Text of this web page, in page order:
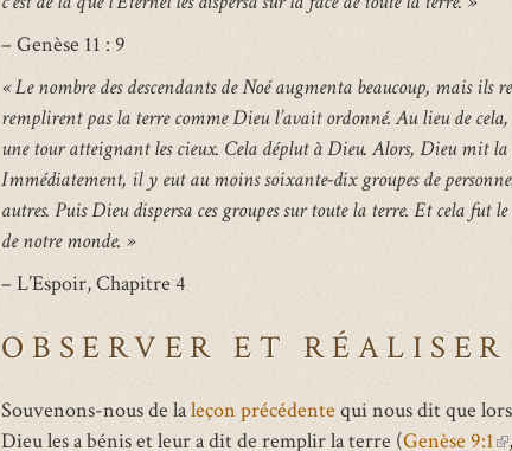
– Genèse 11 : 9
« Le nombre des descendants de Noé augmenta beaucoup, mais ils
remplirent pas la terre comme Dieu l’avait ordonné. Au lieu de
une tour atteignant les cieux. Cela déplut à Dieu. Alors, Dieu mit la
Immédiatement, il y eut au moins soixante-dix groupes de
autres. Puis Dieu dispersa ces groupes sur toute la terre. Et cela fut
de notre monde. »
– L’Espoir, Chapitre 4
OBSERVER ET RÉALISER
Souvenons-nous de laleçon précédente qui nous dit que
Dieu les a bénis et leur a dit de remplir la terre (Genèse 9:1